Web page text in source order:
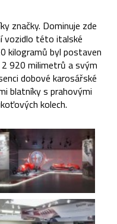
značky. Dominuje zde
vozidlo této italské
kilogramů byl postaven
920 milimetrů a svým
dobové karosářské
blatníky s prahovými
kolech.